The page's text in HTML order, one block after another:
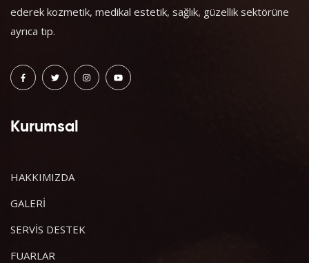
ederek kozmetik, medikal estetik, sağlık, güzellik sektörüne
ayrıca tıp.
Kurumsal
HAKKIMIZDA
GALERİ
SERVİS DESTEK
FUARLAR